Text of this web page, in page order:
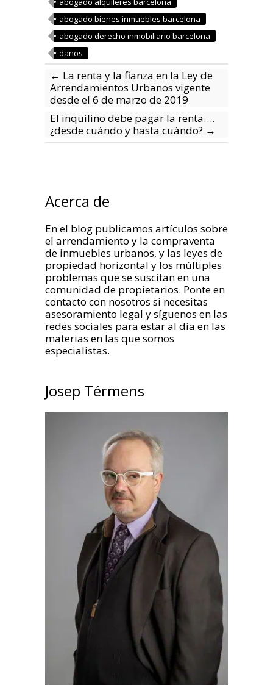
abogado bienes inmuebles barcelona
abogado derecho inmobiliario barcelona
daños
← La renta y la fianza en la Ley de
Arrendamientos Urbanos vigente
desde el 6 de marzo de 2019
El inquilino debe pagar la renta….
¿desde cuándo y hasta cuándo? →
Acerca de
En el blog publicamos artículos sobre
el arrendamiento y la compraventa
de inmuebles urbanos, y las leyes de
propiedad horizontal y los múltiples
problemas que se suscitan en una
comunidad de propietarios. Ponte en
contacto con nosotros si necesitas
asesoramiento legal y síguenos en las
redes sociales para estar al día en las
materias en las que somos
especialistas.
Josep Térmens